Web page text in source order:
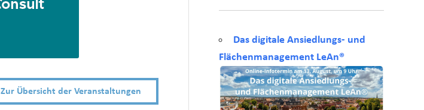
Zur Übersicht der Veranstaltungen
Das digitale Ansiedlungs- und
Flächenmanagement LeAn®